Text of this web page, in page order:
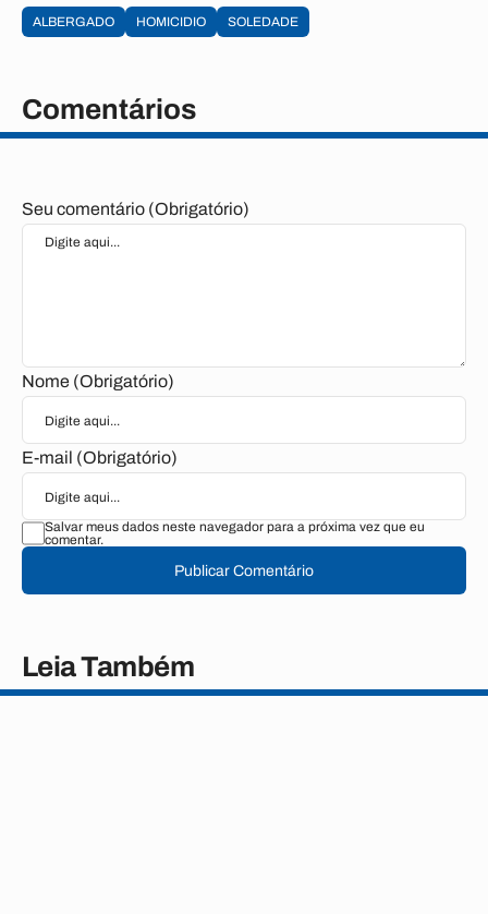
ALBERGADO HOMICIDIO SOLEDADE
Comentários
Seu comentário (Obrigatório)
Nome (Obrigatório)
E-mail (Obrigatório)
Salvar meus dados neste navegador para a próxima vez que eu
comentar.
Publicar Comentário
Leia Também